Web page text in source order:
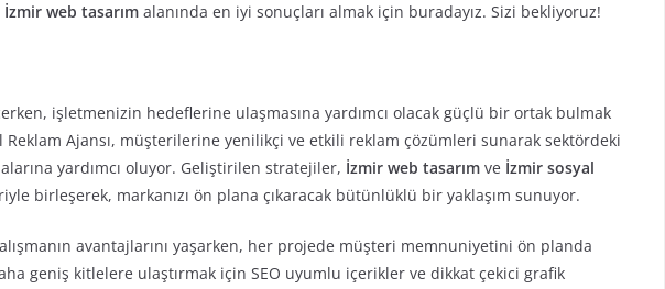
İzmir web tasarım alanında en iyi sonuçları almak için buradayız. Sizi bekliyoruz!
işletmenizin hedeflerine ulaşmasına yardımcı olacak güçlü bir ortak bulmak
Reklam Ajansı, müşterilerine yenilikçi ve etkili reklam çözümleri sunarak sektördeki
yardımcı oluyor. Geliştirilen stratejiler, İzmir web tasarım ve İzmir sosyal
birleşerek, markanızı ön plana çıkaracak bütünlüklü bir yaklaşım sunuyor.
avantajlarını yaşarken, her projede müşteri memnuniyetini ön planda
geniş kitlelere ulaştırmak için SEO uyumlu içerikler ve dikkat çekici grafik